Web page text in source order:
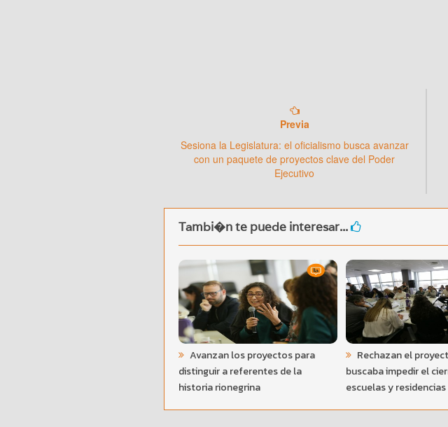
Previa
Sesiona la Legislatura: el oficialismo busca avanzar
con un paquete de proyectos clave del Poder
Ejecutivo
Tambi�n te puede interesar...
Avanzan los proyectos para
distinguir a referentes de la
historia rionegrina
Rechazan el
buscaba impedir el
escuelas y